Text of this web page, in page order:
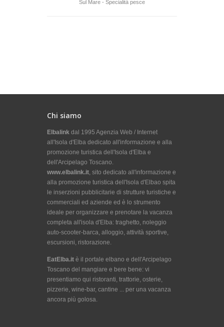
Sul Mare - Specialità pesce
Chi siamo
Elbalink dal 1995 Agenzia Web / Internet
all'Isola d'Elba dedicato all'informazione e alla
promozione turistica dell'Isola d'Elba e
dell'Arcipelago Toscano.
www.elbalink.it, sito dedicato all'informazione e
alla promozione turistica dell'Isola d'Elbao spita
le inserzioni pubblicitarie di strutture turistiche e
commerciali ed aziende ed è lo strumento
ideale per organizzare e prenotare la vacanza
completa all'isola d'Elba: traghetto, noleggio
auto-scooter-barca, alloggio, attività sportive,
escursioni, ristorazione.
EatElba.it è il portale elbano e dell'Arcipelago
Toscano del mangiare e bere bene: vi
presentiamo qui ristoranti, trattorie, osterie,
pizzerie, wine-bar, cantine ... per una vacanza
ancora più golosa.